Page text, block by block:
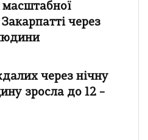
масштабної
через
через нічну
зросла до 12 –